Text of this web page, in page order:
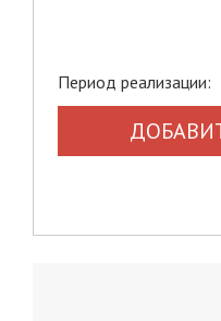
Период реализации: